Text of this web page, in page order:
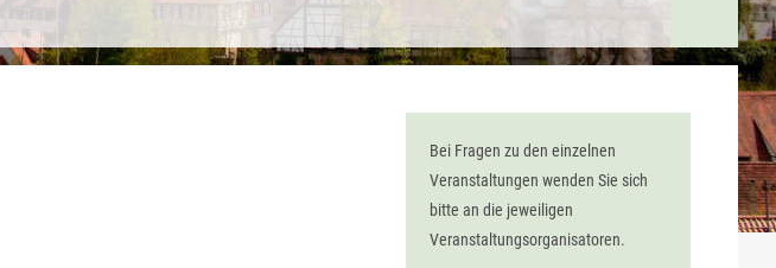
Bei Fragen zu den einzelnen
Veranstaltungen wenden Sie sich
bitte an die jeweiligen
Veranstaltungsorganisatoren.